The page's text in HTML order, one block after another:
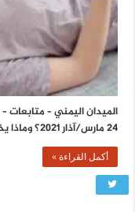
الميدان اليمني –
24 مارس/آذار 2021؟ وماذا يخبئ لك برجكِ …
أكمل القراءة »